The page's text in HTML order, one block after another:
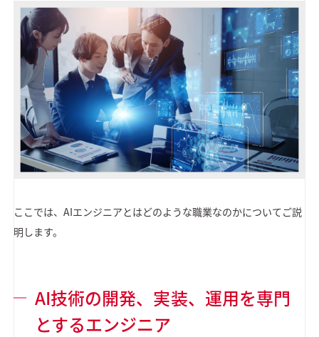
ここでは、AIエンジニアとはどのような職業なのかについてご説
明します。
AI技術の開発、実装、運用を専門
とするエンジニア